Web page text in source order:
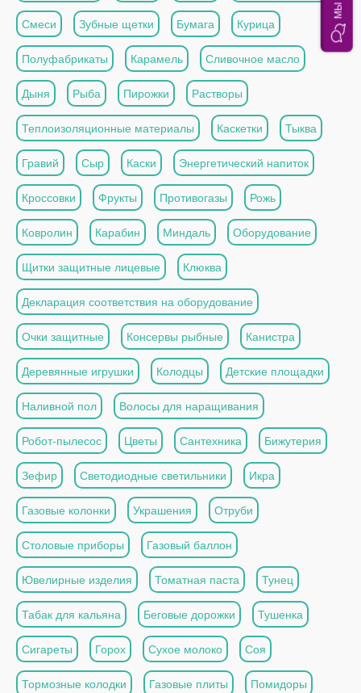
Смеси Зубные щетки Бумага Курица
Полуфабрикаты Карамель Сливочное масло
Дыня Рыба Пирожки Растворы
Теплоизоляционные материалы Каскетки Тыква
Гравий Сыр Каски Энергетический напиток
Кроссовки Фрукты Противогазы Рожь
Ковролин Карабин Миндаль Оборудование
Щитки защитные лицевые Клюква
Декларация соответствия на оборудование
Очки защитные Консервы рыбные Канистра
Деревянные игрушки Колодцы Детские площадки
Наливной пол Волосы для наращивания
Робот-пылесос Цветы Сантехника Бижутерия
Зефир Светодиодные светильники Икра
Газовые колонки Украшения Отруби
Столовые приборы Газовый баллон
Ювелирные изделия Томатная паста Тунец
Табак для кальяна Беговые дорожки Тушенка
Сигареты Горох Сухое молоко Соя
Тормозные колодки Газовые плиты Помидоры